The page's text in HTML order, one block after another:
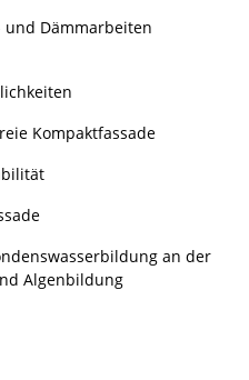
und Dämmarbeiten
Kompaktfassade
an der
Algenbildung